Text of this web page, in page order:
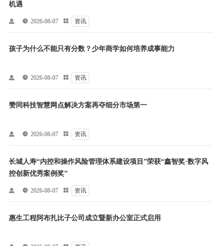
机遇
  2026-08-07  资讯
孩子为什么不能只有分数？少年商学如何培养成事能力
  2026-08-07  资讯
赞同科技智慧网点解决方案再夺细分市场第一
  2026-08-07  资讯
长城人寿“内控和操作风险管理体系建设项目”荣获“鑫智奖·数字风
控创新优秀案例奖”
  2026-08-07  资讯
惠生工程阿布扎比子公司成立暨新办公室正式启用